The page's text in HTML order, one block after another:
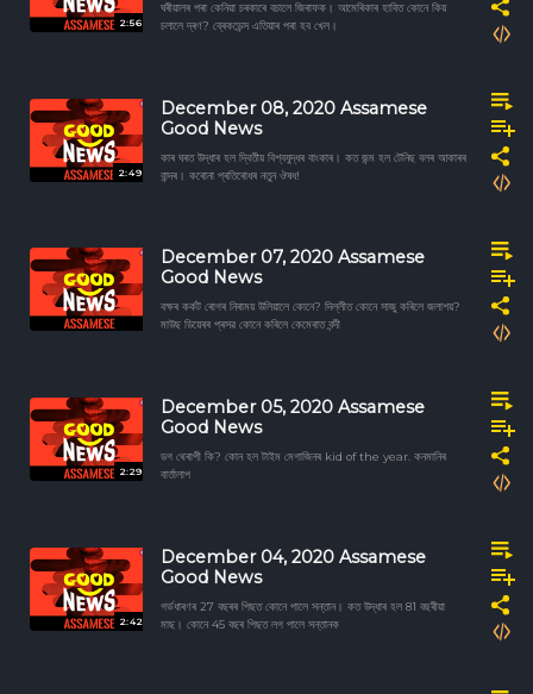
2:56
ঘৰীয়ালৰ পৰা কেনিয়া চৰকাৰে বচালে জিৰাফক। আমেৰিকাৰ হাবিত কোনে কিয়
চলালে দ্ৰণ? ব্ৰেকডেন্স এতিয়াৰ পৰা হব খেল।
2:49
December 08, 2020 Assamese
Good News
কাৰ ঘৰত উদ্ধাৰ হল দ্বিতীয় বিশ্বযুদ্ধৰ বাংকাৰ। কত জন্ম হল টেনিছ বলৰ আকাৰৰ
বান্দৰ। কৰোনা প্ৰতিৰোধৰ নতুন ঔষধ!
December 07, 2020 Assamese
Good News
বক্ষৰ কৰ্কট ৰোগৰ নিৰাময় উলিয়ালে কোনে? দিল্লীত কোনে সাজু কৰিলে জলাশয়?
মাউছ ডিয়েৰৰ প্ৰসৱ কোনে কৰিলে কেমেৰাত বন্দী
2:29
December 05, 2020 Assamese
Good News
ডগ থেৰাপী কি? কোন হল টাইম মেগাজিনৰ kid of the year. কনমানিৰ
বার্তালাপ
2:42
December 04, 2020 Assamese
Good News
গৰ্ভধাৰণৰ 27 বছৰৰ পিছত কোনে পালে সন্তান। কত উদ্ধাৰ হল 81 বছৰীয়া
মাছ। কোনে 45 বছৰ পিছত লগ পালে সন্তানক